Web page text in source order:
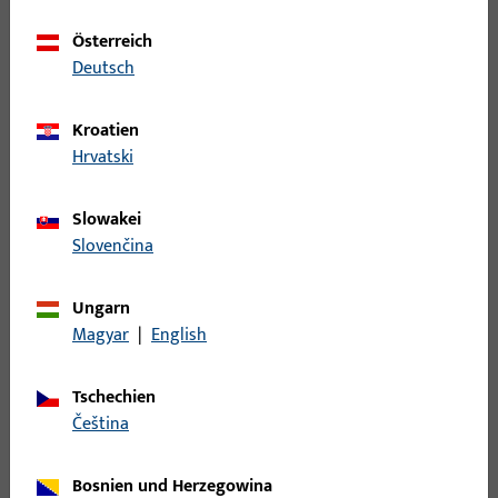
LAPPENSCHLIESSBLECHE DIN RS AUS NICHTROST.STAHL,ECKIG,
B 9000 0203 | SCHLIESSBLECH-L-
W24x26x200x2-EKG-X
WINKELSCHLIESSBLECHE DIN LS AUS NICHTROST.STAHL,ECKIG,
Österreich
Deutsch
Kroatien
Hrvatski
Slowakei
Slovenčina
Ungarn
Magyar | English
Tschechien
čeština
Bosnien und Herzegowina